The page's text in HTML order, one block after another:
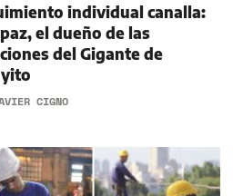
individual canalla:
el dueño de las
del Gigante de
CIGNO